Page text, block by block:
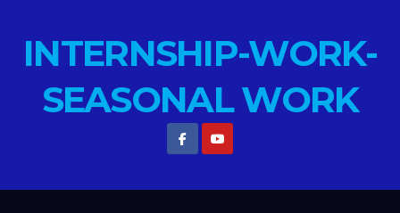
INTERNSHIP-WORK-
SEASONAL WORK